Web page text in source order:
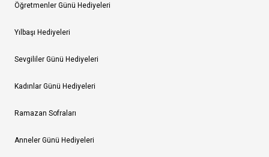
Öğretmenler Günü Hediyeleri
Yılbaşı Hediyeleri
Sevgililer Günü Hediyeleri
Kadınlar Günü Hediyeleri
Ramazan Sofraları
Anneler Günü Hediyeleri